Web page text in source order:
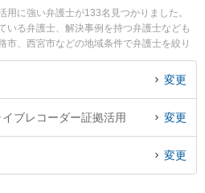
に強い弁護士が133名見つかりました。
いる弁護士、解決事例を持つ弁護士なども
市、西宮市などの地域条件で弁護士を絞り
車事故やバイク事故、自転車事故等の細か
です。特に弁護士法人セラヴィの崔 舜記弁
たドライブレコーダー証拠活用のトラブル
ドライブレコーダー証拠活用のトラブル解
したい』『初回相談無料でドライブレコー
変更
ブレコーダー証拠活用 変更
変更